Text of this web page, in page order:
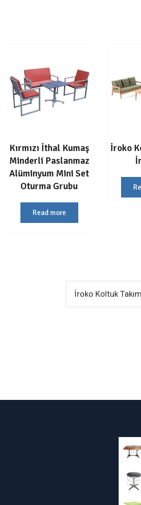
Kırmızı İthal Kumaş
Minderli Paslanmaz
Alüminyum Mini Set
Oturma Grubu
Read more
İroko
İroko Koltuk